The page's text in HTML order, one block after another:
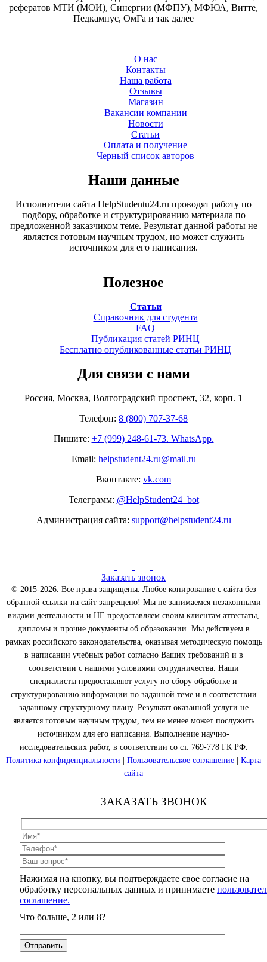
рефератов МТИ (МОИ), Синергии (МФПУ), МФЮА, Витте,
Педкампус, ОмГа и так далее
О нас
Контакты
Наша работа
Отзывы
Магазин
Вакансии компании
Новости
Статьи
Оплата и получение
Черный список авторов
Наши данные
Исполнители сайта HelpStudentu24.ru проводят работу по
подбору, обработке и структурированию материала по
предложенной заказчиком теме. Результат данной работы не
является готовым научным трудом, но может служить
источником для его написания.
Полезное
Статьи
Справочник для студента
FAQ
Публикация статей РИНЦ
Бесплатно опубликованные статьи РИНЦ
Для связи с нами
Россия, Москва, Волгоградский проспект, 32, корп. 1
Телефон: 8 (800) 707-37-68
Пишите: +7 (999) 248-61-73. WhatsApp.
Email: helpstudent24.ru@mail.ru
Вконтакте: vk.com
Телеграмм: @HelpStudent24_bot
Администрация сайта: support@helpstudent24.ru
Заказать звонок
© 2015-2026. Все права защищены. Любое копирование с сайта без
обратной ссылки на сайт запрещено! Мы не занимаемся незаконными
видами деятельности и НЕ предоставляем своим клиентам аттестаты,
дипломы и прочие документы об образовании. Мы действуем в
рамках российского законодательства, оказывая методическую помощь
в написании учебных работ согласно Ваших требований и в
соответствии с нашими условиями сотрудничества. Наши
специалисты предоставляют услугу по сбору обработке и
структурированию информации по заданной теме и в соответствии
заданному структурному плану. Результат оказанной услуги не
является готовым научным трудом, тем не менее может послужить
источником для его написания. Выполнение научно-
исследовательских работ, в соответствии со ст. 769-778 ГК РФ.
Политика конфиденциальности
Пользовательское соглашение
Карта
сайта
ЗАКАЗАТЬ ЗВОНОК
Нажимая на кнопку, вы подтверждаете свое согласие на
обработку персональных данных и принимаете
соглашение.
Что больше, 2 или 8?